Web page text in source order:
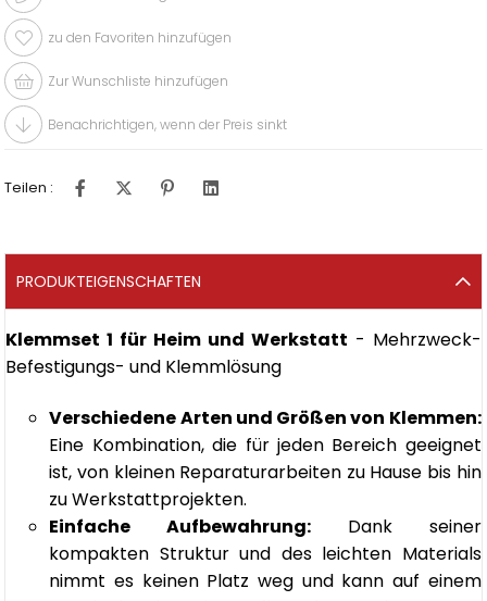
zu den Favoriten hinzufügen
Zur Wunschliste hinzufügen
Benachrichtigen, wenn der Preis sinkt
Teilen :
PRODUKTEIGENSCHAFTEN
Klemmset 1 für Heim und Werkstatt - Mehrzweck-
Befestigungs- und Klemmlösung
Verschiedene Arten und Größen von Klemmen:
Eine Kombination, die für jeden Bereich geeignet
ist, von kleinen Reparaturarbeiten zu Hause bis hin
zu Werkstattprojekten.
Einfache Aufbewahrung: Dank seiner
kompakten Struktur und des leichten Materials
nimmt es keinen Platz weg und kann auf einem